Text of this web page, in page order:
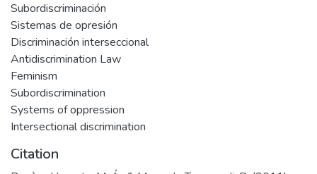
Subordiscriminación
Sistemas de opresión
Discriminación interseccional
Antidiscrimination Law
Feminism
Subordiscrimination
Systems of oppression
Intersectional discrimination
Citation